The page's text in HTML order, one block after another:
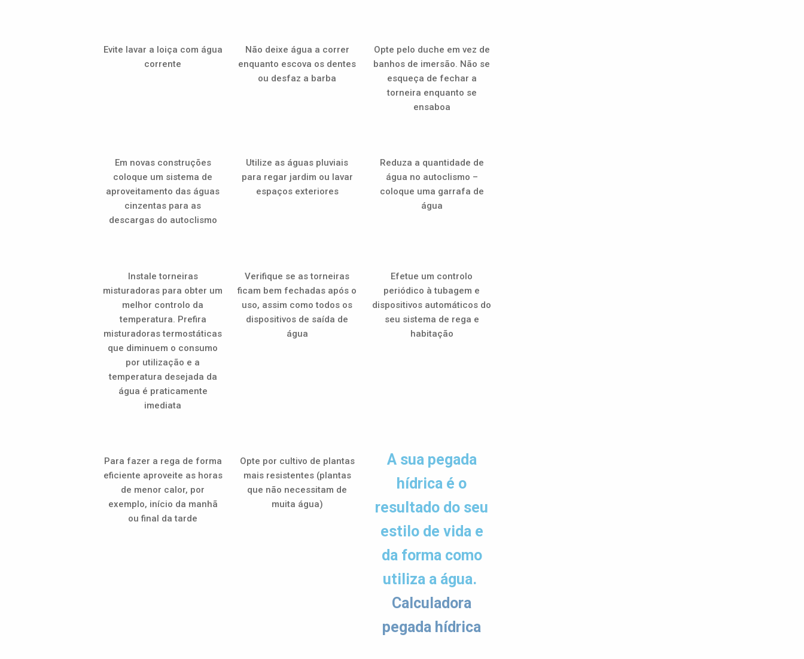
Evite lavar a loiça com água
corrente
Não deixe água a correr
enquanto escova os dentes
ou desfaz a barba
Opte pelo duche em vez de
banhos de imersão. Não se
esqueça de fechar a
torneira enquanto se
ensaboa
Em novas construções
coloque um sistema de
aproveitamento das águas
cinzentas para as
descargas do autoclismo
Utilize as águas pluviais
para regar jardim ou lavar
espaços exteriores
Reduza a quantidade de
água no autoclismo –
coloque uma garrafa de
água
Instale torneiras
misturadoras para obter um
melhor controlo da
temperatura. Prefira
misturadoras termostáticas
que diminuem o consumo
por utilização e a
temperatura desejada da
água é praticamente
imediata
Verifique se as torneiras
ficam bem fechadas após o
uso, assim como todos os
dispositivos de saída de
água
Efetue um controlo
periódico à tubagem e
dispositivos automáticos do
seu sistema de rega e
habitação
Para fazer a rega de forma
eficiente aproveite as horas
de menor calor, por
exemplo, início da manhã
ou final da tarde
Opte por cultivo de plantas
mais resistentes (plantas
que não necessitam de
muita água)
A sua pegada
hídrica é o
resultado do seu
estilo de vida e
da forma como
utiliza a água.
Calculadora
pegada hídrica